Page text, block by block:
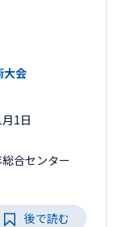
大会
1日
合センター
後で読む